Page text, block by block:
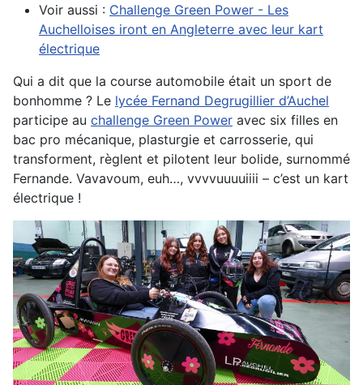
Voir aussi : Challenge Green Power - Les
Auchelloises iront en Angleterre avec leur kart
électrique
Qui a dit que la course automobile était un sport de
bonhomme ? Le lycée Fernand Degrugillier d’Auchel
participe au challenge Green Power avec six filles en
bac pro mécanique, plasturgie et carrosserie, qui
transforment, règlent et pilotent leur bolide, surnommé
Fernande. Vavavoum, euh…, vvvvuuuuiiii – c’est un kart
électrique !